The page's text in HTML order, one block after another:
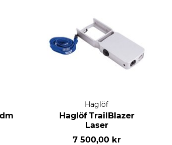
Haglöf
Haglöf TrailBlazer
Laser
7 500,00 kr